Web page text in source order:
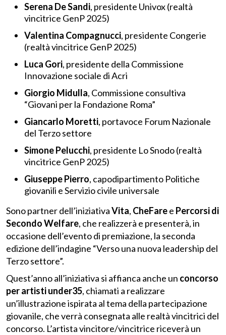
Serena De Sandi, presidente Univox (realtà
vincitrice GenP 2025)
Valentina Compagnucci, presidente Congerie
(realtà vincitrice GenP 2025)
Luca Gori, presidente della Commissione
Innovazione sociale di Acri
Giorgio Midulla, Commissione consultiva
“Giovani per la Fondazione Roma”
Giancarlo Moretti, portavoce Forum Nazionale
del Terzo settore
Simone Pelucchi, presidente Lo Snodo (realtà
vincitrice GenP 2025)
Giuseppe Pierro, capodipartimento Politiche
giovanili e Servizio civile universale
Sono partner dell’iniziativaVita, CheFaree Percorsi di
Secondo Welfare, che realizzerà e presenterà, in
occasione dell’evento di premiazione, la seconda
edizione dell’indagine “Verso una nuova leadership del
Terzo settore”.
Quest’anno all’iniziativa si affianca anche un concorso
per artisti under35, chiamati a realizzare
un’illustrazione ispirata al tema della partecipazione
giovanile, che verrà consegnata alle realtà vincitrici del
concorso. L’artista vincitore/vincitrice riceverà un